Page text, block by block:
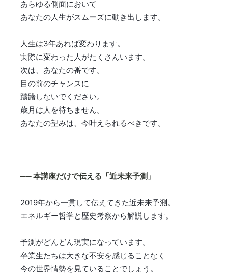
あらゆる側面において
あなたの人生がスムーズに動き出します。
人生は3年あれば変わります。
実際に変わった人がたくさんいます。
次は、あなたの番です。
目の前のチャンスに
躊躇しないでください。
歳月は人を待ちません。
あなたの望みは、今叶えられるべきです。
── 本講座だけで伝える「近未来予測」
2019年から一貫して伝えてきた近未来予測。
エネルギー哲学と歴史考察から解説します。
予測がどんどん現実になっています。
卒業生たちは大きな不安を感じることなく
今の世界情勢を見ていることでしょう。